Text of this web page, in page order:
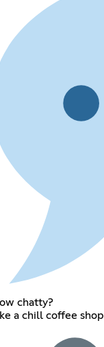
chatty?
a chill coffee shop